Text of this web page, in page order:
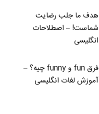
هدف ما جلب رضایت
شماست! – اصطلاحات
انگلیسی
فرق fun و funny چیه؟ –
آموزش لغات انگلیسی